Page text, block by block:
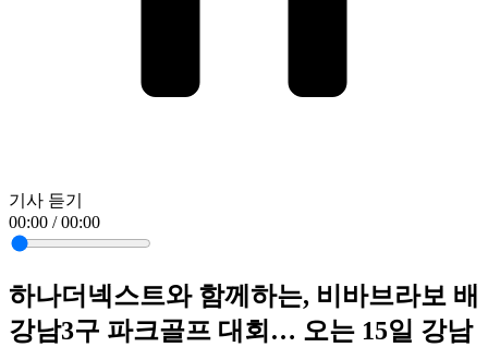
기사 듣기
00:00 / 00:00
하나더넥스트와 함께하는, 비바브라보 배
강남3구 파크골프 대회… 오는 15일 강남